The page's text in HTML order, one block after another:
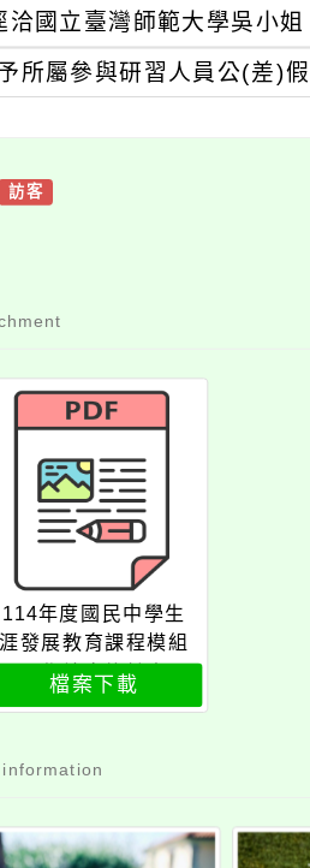
洽國立臺灣師範大學吳小
所屬參與研習人員公(差)
訪客
114年度國民中學生
涯發展教育課程模組
工作坊實施計畫
檔案下載